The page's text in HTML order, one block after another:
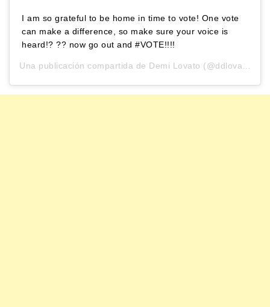
I am so grateful to be home in time to vote! One vote
can make a difference, so make sure your voice is
heard!? ?? now go out and #VOTE!!!!
Una publicación compartida de Demi Lovato (@ddlovato) el